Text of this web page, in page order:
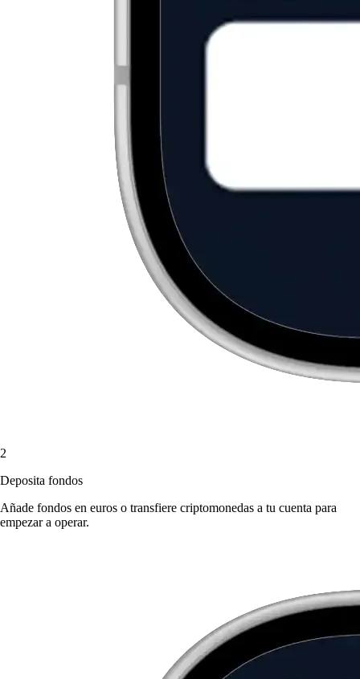
2
Deposita fondos
Añade fondos en euros o transfiere criptomonedas a tu cuenta para
empezar a operar.